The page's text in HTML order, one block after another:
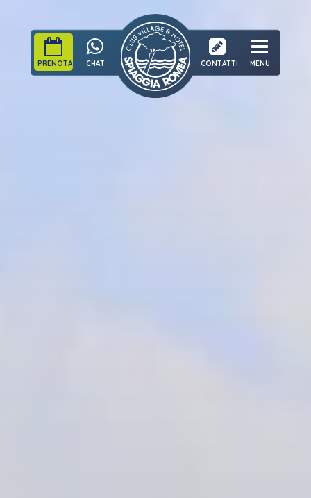
PRENOTA CHAT CONTATTI MENU